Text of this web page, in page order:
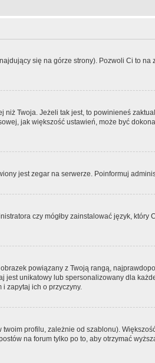
się na górze strony). Pozwoli Ci to na
niż Twoja. Jeżeli tak jest, to powinieneś
jak większość ustawień, może być
jest zegar na serwerze. Poinformuj
czy mógłby zainstalować język, który
powiązany z Twoją rangą,
jest unikatowy lub spersonalizowany dla
zapytaj ich o przyczyny.
profilu, zależnie od szablonu).
na forum tylko po to, aby otrzymać